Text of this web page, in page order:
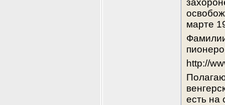
марте
http://
есть на